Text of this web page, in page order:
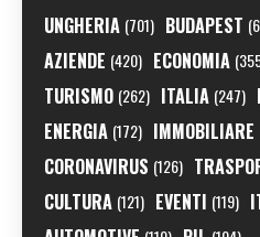
UNGHERIA (701) BUDAPEST
AZIENDE (420) ECONOMIA
TURISMO (262) ITALIA (247)
ENERGIA (172) IMMOBILIARE
CORONAVIRUS (126)
CULTURA (121) EVENTI (119)